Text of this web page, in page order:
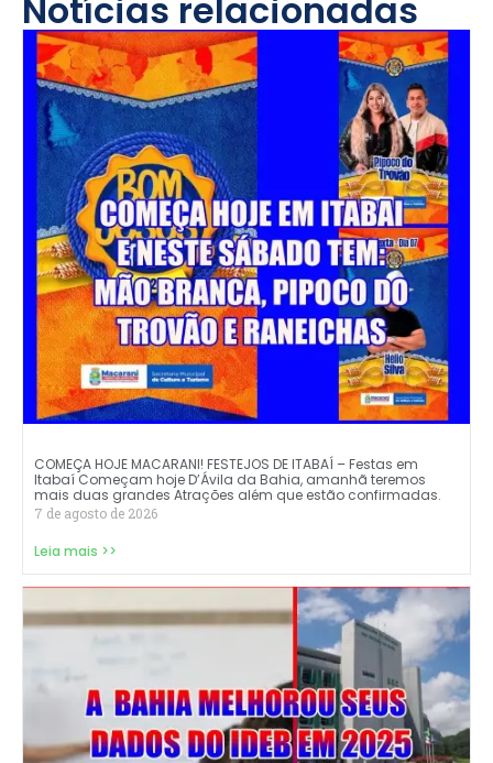
Notícias relacionadas
COMEÇA HOJE MACARANI! FESTEJOS DE ITABAÍ – Festas em
Itabaí Começam hoje D’Ávila da Bahia, amanhã teremos
mais duas grandes Atrações além que estão confirmadas.
7 de agosto de 2026
Leia mais >>